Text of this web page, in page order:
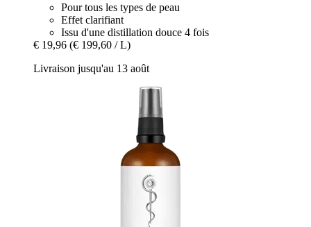
Pour tous les types de peau
Effet clarifiant
Issu d'une distillation douce 4 fois
€ 19,96 (€ 199,60 / L)
Livraison jusqu'au 13 août